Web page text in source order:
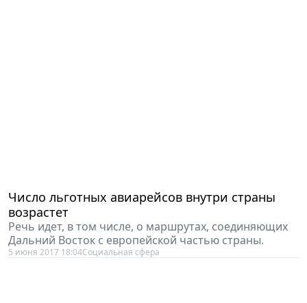
Число льготных авиарейсов внутри страны
возрастет
Речь идет, в том числе, о маршрутах, cоединяющих
Дальний Восток с европейской частью страны.
5 июня 2017 18:04Социальная сфера